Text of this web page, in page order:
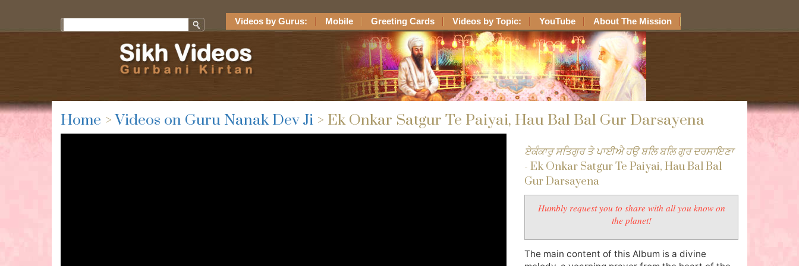
Videos by Gurus: Mobile Greeting Cards Videos by Topic: YouTube About The Mission
Home >Videos on Guru Nanak Dev Ji > Ek Onkar Satgur Te Paiyai, Hau Bal Bal Gur Darsayena
ਏਕੰਕਾਰੁ ਸਤਿਗੁਰ ਤੇ ਪਾਈਐ ਹਉ ਬਲਿ ਬਲਿ ਗੁਰ ਦਰਸਾਇਣਾ
- Ek Onkar Satgur Te Paiyai, Hau Bal Bal
Gur Darsayena
Humbly request you to share with all you know on
the planet!
The main content of this Album is a divine